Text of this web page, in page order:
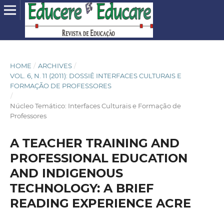
HOME / ARCHIVES /
VOL. 6, N. 11 (2011): DOSSIÊ INTERFACES CULTURAIS E
FORMAÇÃO DE PROFESSORES
/
Núcleo Temático: Interfaces Culturais e Formação de
Professores
A TEACHER TRAINING AND
PROFESSIONAL EDUCATION
AND INDIGENOUS
TECHNOLOGY: A BRIEF
READING EXPERIENCE ACRE